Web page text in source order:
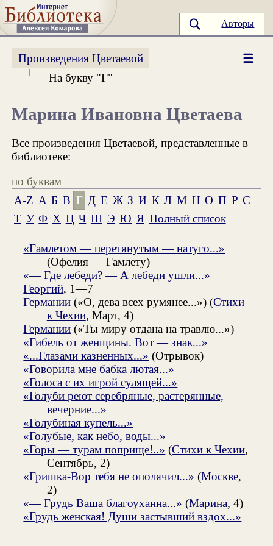
Авторы
Произведения Цветаевой
На букву "Г"
Марина Ивановна Цветаева
Все произведения Цветаевой, представленные в
библиотеке:
по буквам
A-Z А Б В Г Д Е Ж З И К Л М Н О П Р С
Т У Ф Х Ц Ч Ш Э Ю Я Полный список
«Гамлетом — перетянутым — натуго...»
(Офелия — Гамлету)
«— Где лебеди? — А лебеди ушли...»
Георгий, 1—7
Германии («О, дева всех румянее...») (Стихи
к Чехии, Март, 4)
Германии («Ты миру отдана на травлю...»)
«Гибель от женщины. Вот — знак...»
«...Глазами казненных...» (Отрывок)
«Говорила мне бабка лютая...»
«Голоса с их игрой сулящей...»
«Голуби реют серебряные, растерянные,
вечерние...»
«Голубиная купель...»
«Голубые, как небо, воды...»
«Горы — турам поприще!..» (Стихи к Чехии,
Сентябрь, 2)
«Гришка-Вор тебя не ополячил...» (Москве,
2)
«— Грудь Ваша благоуханна...» (Марина, 4)
«Грудь женская! Души застывший вздох...»